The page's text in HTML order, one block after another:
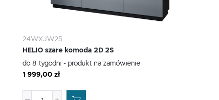
24WXJW25
HELIO szare komoda 2D 2S
do 8 tygodni - produkt na zamówienie
1 999,00 zł